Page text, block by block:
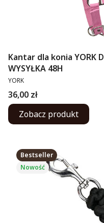
Kantar dla konia YORK
WYSYŁKA 48H
PRODUCENT
YORK
Cena
36,00 zł
Zobacz produkt
Bestseller
Nowość